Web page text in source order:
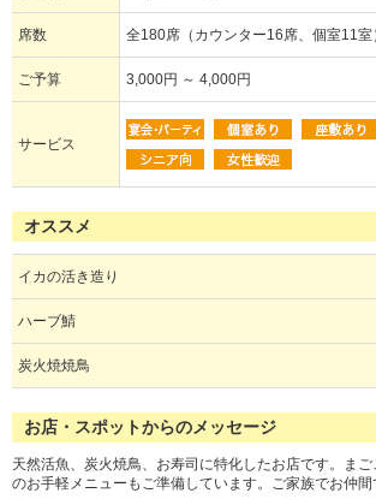
席数 全180席（カウンター16席、個室11室
ご予算 3,000円 ～ 4,000円
サービス
オススメ
イカの活き造り
ハーブ鯖
炭火焼焼鳥
お店・スポットからのメッセージ
天然活魚、炭火焼鳥、お寿司に特化したお店です。ま
のお手軽メニューもご準備しています。ご家族でお仲間